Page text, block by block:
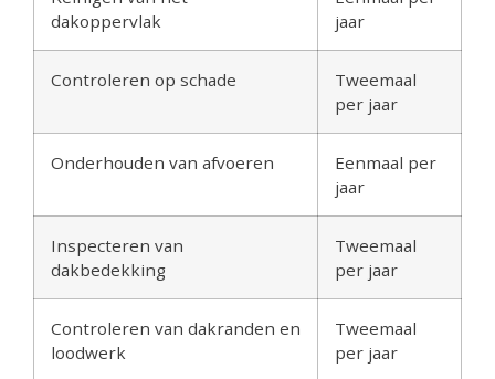
dakoppervlak
jaar
Controleren op schade
Tweemaal
per jaar
Onderhouden van afvoeren
Eenmaal per
jaar
Inspecteren van
dakbedekking
Tweemaal
per jaar
Controleren van dakranden en
loodwerk
Tweemaal
per jaar